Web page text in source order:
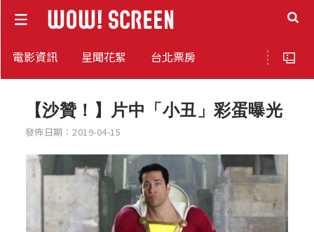
電影資訊 星聞花絮 台北票房
【沙贊！】片中「小丑」彩蛋曝光
發佈日期：2019-04-15